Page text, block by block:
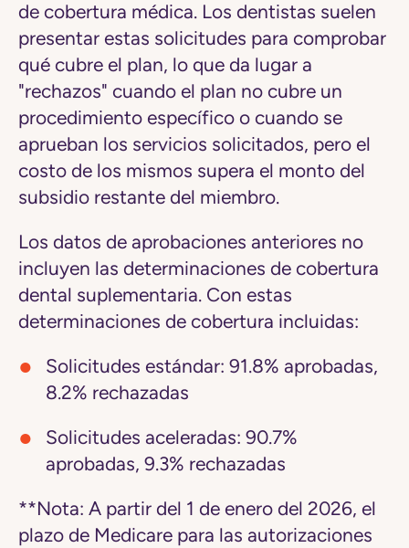
de cobertura médica. Los dentistas suelen
presentar estas solicitudes para comprobar
qué cubre el plan, lo que da lugar a
"rechazos" cuando el plan no cubre un
procedimiento específico o cuando se
aprueban los servicios solicitados, pero el
costo de los mismos supera el monto del
subsidio restante del miembro.
Los datos de aprobaciones anteriores no
incluyen las determinaciones de cobertura
dental suplementaria. Con estas
determinaciones de cobertura incluidas:
Solicitudes estándar: 91.8% aprobadas,
8.2% rechazadas
Solicitudes aceleradas: 90.7%
aprobadas, 9.3% rechazadas
**Nota: A partir del 1 de enero del 2026, el
plazo de Medicare para las autorizaciones